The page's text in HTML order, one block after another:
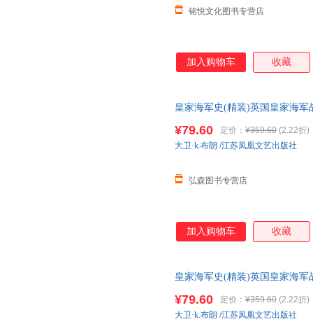
铭悦文化图书专营店
加入购物车 收藏
皇家海军史(精装)英国皇家海
¥79.60 定价： ¥359.60 (2.22折)
弘森图书专营店
大卫·k.布朗 /江苏凤凰文艺出版社
加入购物车 收藏
皇家海军史(精装)英国皇家海
¥79.60 定价： ¥359.60 (2.22折)
大卫·k.布朗 /江苏凤凰文艺出版社